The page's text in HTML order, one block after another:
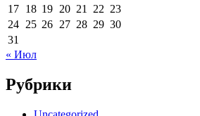
17 18 19 20 21 22 23
24 25 26 27 28 29 30
31
« Июл
Рубрики